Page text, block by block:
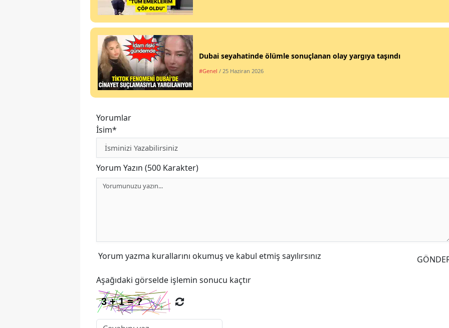
Dubai seyahatinde ölümle sonuçlanan olay yargıya taşındı
#Genel / 25 Haziran 2026
Yorumlar
İsim*
Yorum Yazın (500 Karakter)
Yorum yazma kurallarını okumuş ve kabul etmiş sayılırsınız
Aşağıdaki görselde işlemin sonucu kaçtır